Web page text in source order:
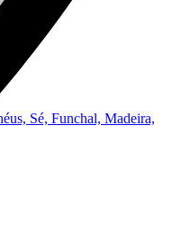
Sé, Funchal, Madeira,